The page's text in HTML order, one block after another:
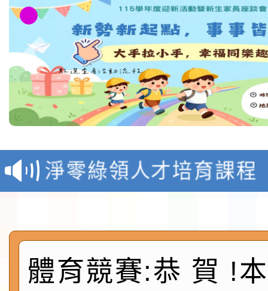
教育部校安中心白海豚
報
淨零綠領人才培育課程
檢送桃園市115學年度
及師生本土語及新住民
實施要點各1份
115年食農教育專業人
程
函轉國家通訊傳播委員
體育競賽:恭 賀 !